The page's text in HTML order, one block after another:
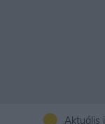
Aktuális